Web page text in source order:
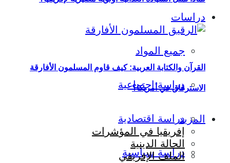
دراسات
جميع المواد
دراسة اجتماعية
دراسة اقتصادية
دراسة سياسية
القرآن والكتابة العربية: كيف قاوم المسلمون الأفارقة
الاسترقاق في أمريكا؟
المزيد
إفريقيا في المؤشرات
الحالة الدينية
الملف الإفريقي